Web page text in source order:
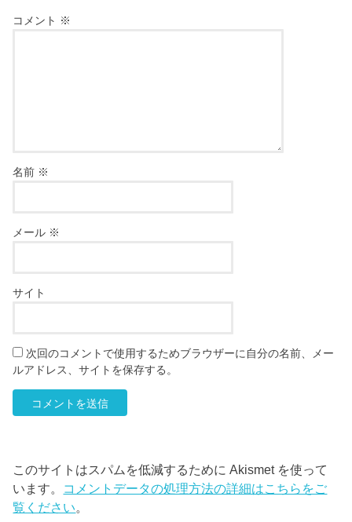
コメント ※
名前 ※
メール ※
サイト
次回のコメントで使用するためブラウザーに自分の名前、メー
ルアドレス、サイトを保存する。
このサイトはスパムを低減するために Akismet を使って
います。 コメントデータの処理方法の詳細はこちらをご
覧ください。